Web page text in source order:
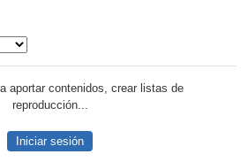
aportar contenidos, crear listas de
reproducción...
Iniciar sesión